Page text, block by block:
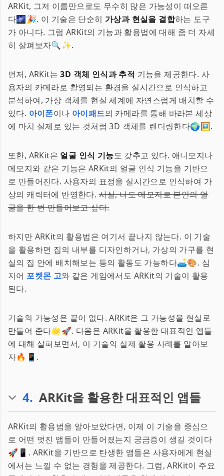
ARKit, 그저 이름만으로도 무수히 많은 가능성이 떠오른
다🌌🎉. 이 기술은 단순히 가상과 현실을 결합하는 도구
가 아니다. 그럼 ARKit의 기능과 활용법에 대해 좀 더 자세
히 살펴보자🔍✨.
먼저, ARKit는3D 객체 인식과 추적 기능을 제공한다. 사
용자의 카메라로 촬영되는 환경을 실시간으로 인식하고
분석하여, 가상 객체를 현실 세계에 자연스럽게 배치할 수
있다. 아이폰이나 아이패드의 카메라를 통해 바라본 세상
에 마치 실제로 있는 것처럼 3D 객체를 렌더링한다🌍🖼.
또한, ARKit은 얼굴 인식 기능도 갖추고 있다. 애니모지나
메모지와 같은 기능은 ARKit의 얼굴 인식 기능을 기반으
로 만들어진다. 사용자의 표정을 실시간으로 인식하여 가
상의 캐릭터에 반영한다.사실, 나도 메모지로 본인의 얼
굴을 한 번 만들어보고 싶다.
하지만 ARKit의 활용법은 여기서 끝나지 않는다. 이 기술
을 활용하면 집의 내부를 디자인하거나, 가상의 가구를 현
실의 집 안에 배치해보는 등의 활동도 가능하다🛋️🎨. 심
지어 포켓몬 고와 같은 게임에서도 ARKit의 기술이 활용
된다.
기술의 가능성은 끝이 없다. ARKit은 그 가능성을 현실로
만들어 준다🌟🚀. 다음은 ARKit을 활용한 대표적인 앱들
에 대해 살펴보면서, 이 기술의 실제 활용 사례를 알아보
자🔥📱.
4. ARKit을 활용한 대표적인 앱들
ARKit의 활용법을 알아보았다면, 이제 이 기술을 중심으
로 어떤 멋진 앱들이 만들어졌는지 궁금증이 생길 것이다
🚀📱. ARKit을 기반으로 탄생한 앱들은 사용자에게 현실
에서는 느낄 수 없는 경험을 제공한다. 그럼, ARKit이 주요